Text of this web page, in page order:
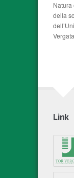
Natura
della
Link